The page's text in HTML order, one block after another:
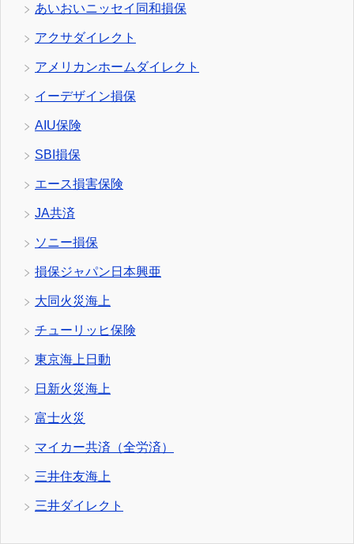
あいおいニッセイ同和損保
アクサダイレクト
アメリカンホームダイレクト
イーデザイン損保
AIU保険
SBI損保
エース損害保険
JA共済
ソニー損保
損保ジャパン日本興亜
大同火災海上
チューリッヒ保険
東京海上日動
日新火災海上
富士火災
マイカー共済（全労済）
三井住友海上
三井ダイレクト